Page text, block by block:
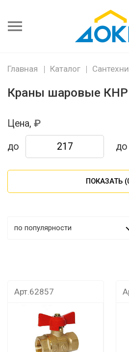
пароль
Главная Каталог
Краны шаровые КНР
Цена,
до до
ПОКАЗАТЬ (
по популярности
Арт.62857